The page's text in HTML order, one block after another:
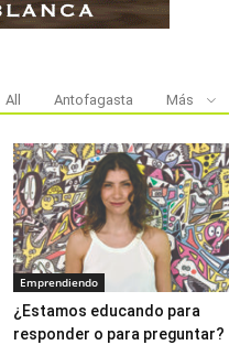
All Antofagasta Más
Emprendiendo
¿Estamos educando para
responder o para preguntar?